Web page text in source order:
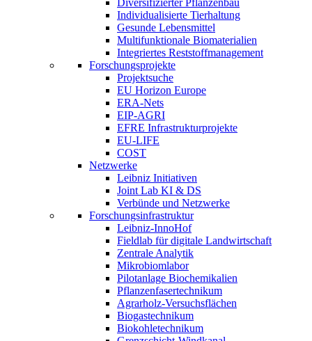
Diversifizierter Pflanzenbau
Individualisierte Tierhaltung
Gesunde Lebensmittel
Multifunktionale Biomaterialien
Integriertes Reststoffmanagement
Forschungsprojekte
Projektsuche
EU Horizon Europe
ERA-Nets
EIP-AGRI
EFRE Infrastrukturprojekte
EU-LIFE
COST
Netzwerke
Leibniz Initiativen
Joint Lab KI & DS
Verbünde und Netzwerke
Forschungsinfrastruktur
Leibniz-InnoHof
Fieldlab für digitale Landwirtschaft
Zentrale Analytik
Mikrobiomlabor
Pilotanlage Biochemikalien
Pflanzenfasertechnikum
Agrarholz-Versuchsflächen
Biogastechnikum
Biokohletechnikum